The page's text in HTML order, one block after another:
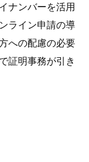
ナンバーを活用
ライン申請の導
への配慮の必要
証明事務が引き